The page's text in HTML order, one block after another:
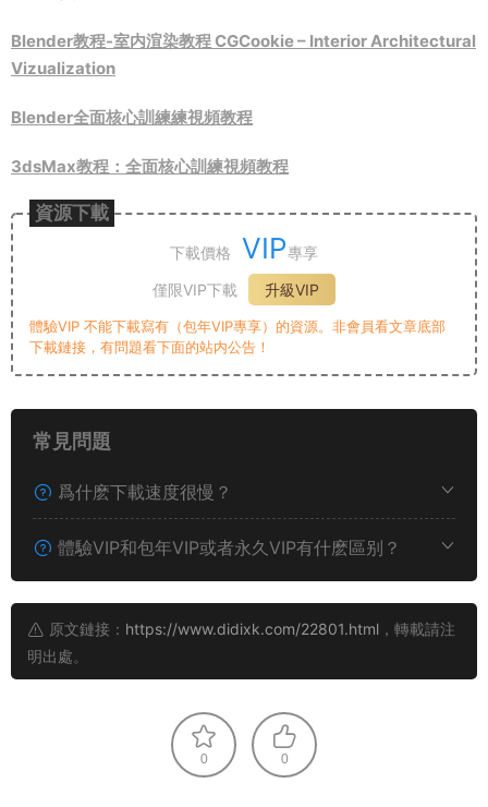
Blender教程-室内渲染教程 CGCookie – Interior Architectural
Vizualization
Blender全面核心訓練練視頻教程
3dsMax教程：全面核心訓練視頻教程
資源下載
下載價格 VIP專享
僅限VIP下載
升級VIP
體驗VIP 不能下載寫有（包年VIP專享）的資源。非會員看文章底部
下載鏈接，有問題看下面的站内公告！
常見問題
爲什麽下載速度很慢？
體驗VIP和包年VIP或者永久VIP有什麽區别？
原文鏈接： https://www.didixk.com/22801.html ，轉載請注
明出處。
0 0